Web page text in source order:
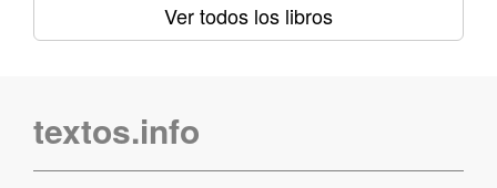
Ver todos los libros
textos.info